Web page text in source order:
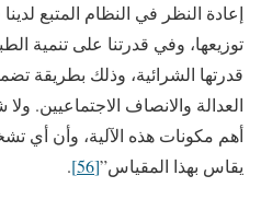
إعادة النظر في النظام المتبع
توزيعها، وفي قدرتنا على تنمية
قدرتها الشرائية، وذلك بطريقة
العدالة والانصاف الاجتماعيين.
أهم مكونات هذه الآلية، وأن أي
يقاس بهذا المقياس”[56]
.